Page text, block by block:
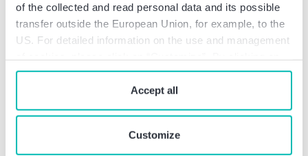
of the collected and read personal data and its possible
transfer outside the European Union, for example, to the
US. For detailed information on the use and management
“Prohibit cookies” you reject the use of cookies that
require your consent. You give consent to cookies and
ourprivacy policywhen you use our website.
Accept all
Customize
Baker Tilly und 123 Factory
vereinbaren Kooperation